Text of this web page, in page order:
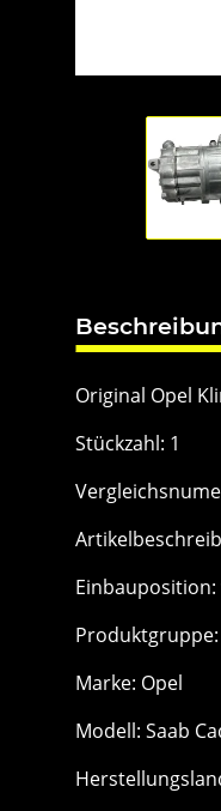
Original Opel
Stückzahl: 1
Marke: Opel
Modell: Saab